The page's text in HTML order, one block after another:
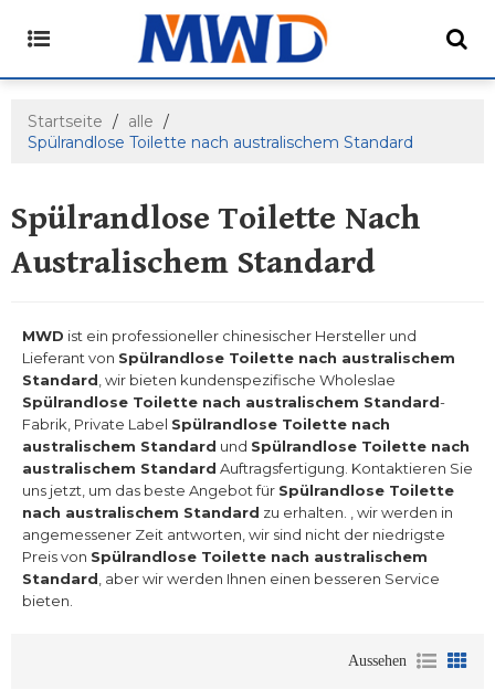
Startseite / alle /
Spülrandlose Toilette nach australischem Standard
Spülrandlose Toilette Nach
Australischem Standard
MWD ist ein professioneller chinesischer Hersteller und
Lieferant von Spülrandlose Toilette nach australischem
Standard , wir bieten kundenspezifische Wholeslae
Spülrandlose Toilette nach australischem Standard-
Fabrik, Private Label Spülrandlose Toilette nach
australischem Standard und Spülrandlose Toilette nach
australischem Standard Auftragsfertigung. Kontaktieren Sie
uns jetzt, um das beste Angebot für Spülrandlose Toilette
nach australischem Standard zu erhalten. , wir werden in
angemessener Zeit antworten, wir sind nicht der niedrigste
Preis von Spülrandlose Toilette nach australischem
Standard , aber wir werden Ihnen einen besseren Service
bieten.
Aussehen